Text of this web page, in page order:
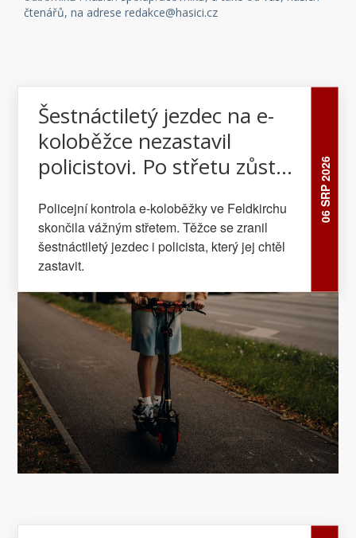
čtenářů, na adrese redakce@hasici.cz
06 SRP 2026
Šestnáctiletý jezdec na e-
koloběžce nezastavil
policistovi. Po střetu zůstali
Policejní kontrola e-koloběžky ve Feldkirchu
skončila vážným střetem. Těžce se zranil
šestnáctiletý jezdec i policista, který jej chtěl
zastavit.